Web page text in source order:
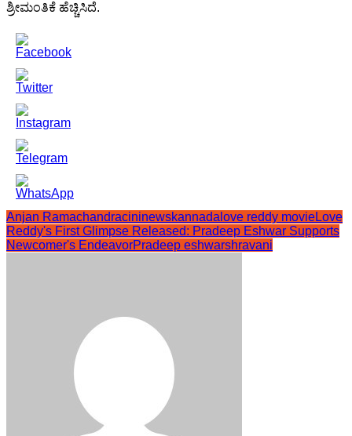
ಶ್ರೀಮಂತಿಕೆ ಹೆಚ್ಚಿಸಿದೆ.
Anjan Ramachandracininewskannada love reddy movieLove
Reddy's First Glimpse Released: Pradeep Eshwar Supports
Newcomer's EndeavorPradeep eshwarshravani